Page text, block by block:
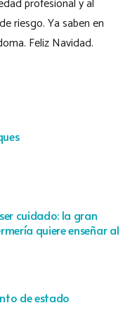
profesional y al
riesgo. Ya saben en
Feliz Navidad.
cuidado: la gran
quiere enseñar al
de estado